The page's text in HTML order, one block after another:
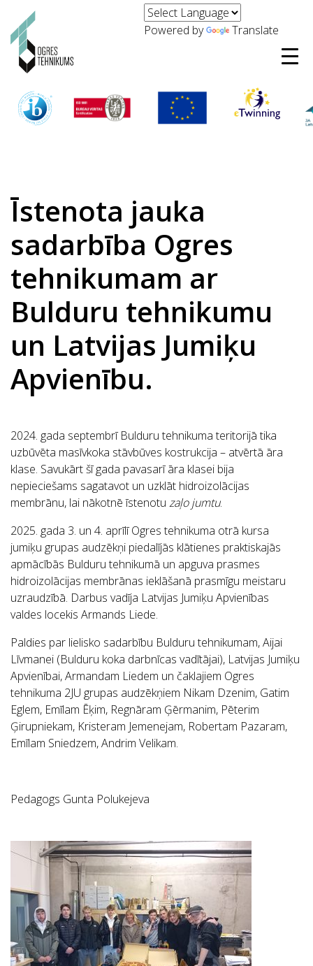
Powered by Translate
Īstenota jauka
sadarbība Ogres
tehnikumam ar
Bulduru tehnikumu
un Latvijas Jumiķu
Apvienību.
2024. gada septembrī Bulduru tehnikuma teritorijā tika
uzbūvēta masīvkoka stāvbūves kostrukcija – atvērtā āra
klase. Savukārt šī gada pavasarī āra klasei bija
nepieciešams sagatavot un uzklāt hidroizolācijas
membrānu, lai nākotnē īstenotu zaļo jumtu.
2025. gada 3. un 4. aprīlī Ogres tehnikuma otrā kursa
jumiķu grupas audzēkņi piedalījās klātienes praktiskajās
apmācībās Bulduru tehnikumā un apguva prasmes
hidroizolācijas membrānas ieklāšanā prasmīgu meistaru
uzraudzībā. Darbus vadīja Latvijas Jumiķu Apvienības
valdes locekis Armands Liede.
Paldies par lielisko sadarbību Bulduru tehnikumam, Aijai
Līvmanei (Bulduru koka darbnīcas vadītājai), Latvijas Jumiķu
Apvienībai, Armandam Liedem un čaklajiem Ogres
tehnikuma 2JU grupas audzēkņiem Nikam Dzenim, Gatim
Eglem, Emīlam Ēķim, Regnāram Ģērmanim, Pēterim
Ģirupniekam, Kristeram Jemenejam, Robertam Pazaram,
Emīlam Sniedzem, Andrim Velikam.
Pedagogs Gunta Polukejeva